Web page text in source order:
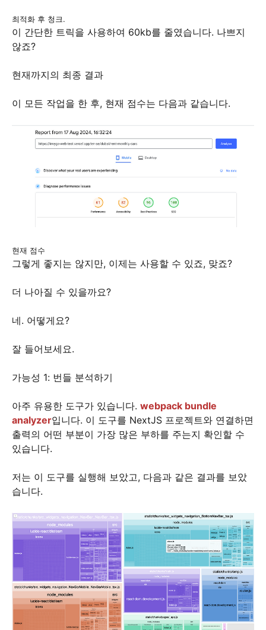
최적화 후 청크.
이 간단한 트릭을 사용하여 60kb를 줄였습니다. 나쁘지
않죠?
현재까지의 최종 결과
이 모든 작업을 한 후, 현재 점수는 다음과 같습니다.
현재 점수
그렇게 좋지는 않지만, 이제는 사용할 수 있죠, 맞죠?
더 나아질 수 있을까요?
네. 어떻게요?
잘 들어보세요.
가능성 1: 번들 분석하기
아주 유용한 도구가 있습니다. webpack bundle
analyzer입니다. 이 도구를 NextJS 프로젝트와 연결하면
출력의 어떤 부분이 가장 많은 부하를 주는지 확인할 수
있습니다.
저는 이 도구를 실행해 보았고, 다음과 같은 결과를 보았
습니다.